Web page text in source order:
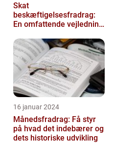
Skat
beskæftigelsesfradrag:
En omfattende vejledning
16 januar 2024
Månedsfradrag: Få styr
på hvad det indebærer og
dets historiske udvikling